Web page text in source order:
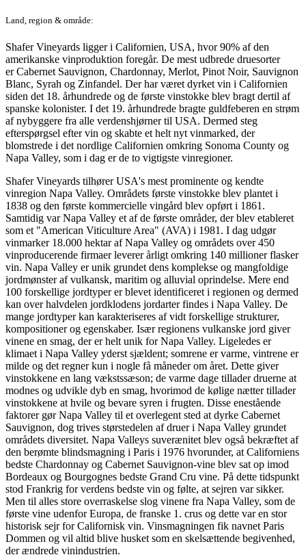
Land, region & område:
Shafer Vineyards ligger i Californien, USA, hvor 90% af den
amerikanske vinproduktion foregår. De mest udbrede druesorter
er Cabernet Sauvignon, Chardonnay, Merlot, Pinot Noir, Sauvignon
Blanc, Syrah og Zinfandel. Der har været dyrket vin i Californien
siden det 18. århundrede og de første vinstokke blev bragt dertil af
spanske kolonister. I det 19. århundrede bragte guldfeberen en strøm
af nybyggere fra alle verdenshjørner til USA. Dermed steg
efterspørgsel efter vin og skabte et helt nyt vinmarked, der
blomstrede i det nordlige Californien omkring Sonoma County og
Napa Valley, som i dag er de to vigtigste vinregioner.
Shafer Vineyards tilhører USA's mest prominente og kendte
vinregion Napa Valley. Områdets første vinstokke blev plantet i
1838 og den første kommercielle vingård blev opført i 1861.
Samtidig var Napa Valley et af de første områder, der blev etableret
som et "American Viticulture Area" (AVA) i 1981. I dag udgør
vinmarker 18.000 hektar af Napa Valley og områdets over 450
vinproducerende firmaer leverer årligt omkring 140 millioner flasker
vin. Napa Valley er unik grundet dens komplekse og mangfoldige
jordmønster af vulkansk, maritim og alluvial oprindelse. Mere end
100 forskellige jordtyper er blevet identificeret i regionen og dermed
kan over halvdelen jordklodens jordarter findes i Napa Valley. De
mange jordtyper kan karakteriseres af vidt forskellige strukturer,
kompositioner og egenskaber. Især regionens vulkanske jord giver
vinene en smag, der er helt unik for Napa Valley. Ligeledes er
klimaet i Napa Valley yderst sjældent; somrene er varme, vintrene er
milde og det regner kun i nogle få måneder om året. Dette giver
vinstokkene en lang vækstssæson; de varme dage tillader druerne at
modnes og udvikle dyb en smag, hvorimod de kølige nætter tillader
vinstokkene at hvile og bevare syren i frugten. Disse enestående
faktorer gør Napa Valley til et overlegent sted at dyrke Cabernet
Sauvignon, dog trives størstedelen af druer i Napa Valley grundet
områdets diversitet. Napa Valleys suverænitet blev også bekræftet af
den berømte blindsmagning i Paris i 1976 hvorunder, at Californiens
bedste Chardonnay og Cabernet Sauvignon-vine blev sat op imod
Bordeaux og Bourgognes bedste Grand Cru vine. På dette tidspunkt
stod Frankrig for verdens bedste vin og følte, at sejren var sikker.
Men til alles store overraskelse slog vinene fra Napa Valley, som de
første vine udenfor Europa, de franske 1. crus og dette var en stor
historisk sejr for Californisk vin. Vinsmagningen fik navnet Paris
Dommen og vil altid blive husket som en skelsættende begivenhed,
der ændrede vinindustrien.